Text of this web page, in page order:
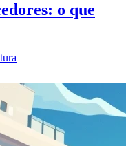
o que